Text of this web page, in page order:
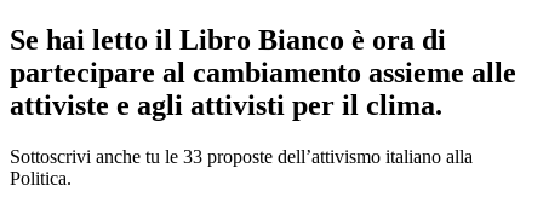
Se hai letto il Libro Bianco è ora di
partecipare al cambiamento assieme alle
attiviste e agli attivisti per il clima.
Sottoscrivi anche tu le 33 proposte dell’attivismo italiano alla
Politica.